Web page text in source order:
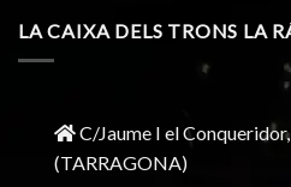
LA CAIXA DELS TRONS LA
C/Jaume I el Conqueridor,
(TARRAGONA)